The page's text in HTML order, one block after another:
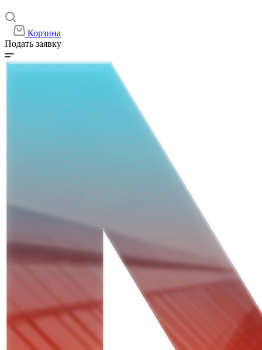
Корзина
Подать заявку